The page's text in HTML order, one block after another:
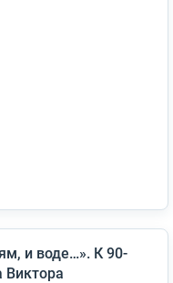
и воде…». К 90-
Виктора